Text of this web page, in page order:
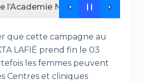
l’Academie NEDEL Africa , un
que cette campagne au
LAFIÈ prend fin le 03
les femmes peuvent
Centres et cliniques